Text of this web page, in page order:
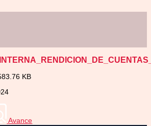
KB
Avance